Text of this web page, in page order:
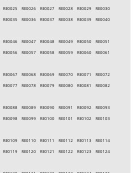
RE0026 RE0027 RE0028 RE0029 RE0030
RE0036 RE0037 RE0038 RE0039 RE0040
RE0047 RE0048 RE0049 RE0050 RE0051
RE0057 RE0058 RE0059 RE0060 RE0061
RE0068 RE0069 RE0070 RE0071 RE0072
RE0078 RE0079 RE0080 RE0081 RE0082
RE0089 RE0090 RE0091 RE0092 RE0093
RE0099 RE0100 RE0101 RE0102 RE0103
RE0110 RE0111 RE0112 RE0113 RE0114
RE0120 RE0121 RE0122 RE0123 RE0124